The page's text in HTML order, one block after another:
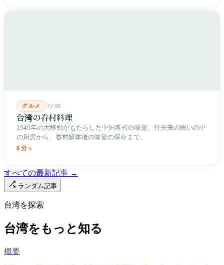
グルメ 7/30
台湾の眷村料理
1949年の大移動がもたらした中国各省の味覚。竹矢来の囲いの中
の厨房から、眷村解体後の味覚の保存まで。
8 分
すべての最新記事 →
ランダム記事
台湾を探索
台湾をもっと知る
概要